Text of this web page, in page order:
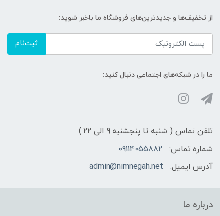
از تخفیف‌ها و جدیدترین‌های فروشگاه ما باخبر شوید:
ثبت‌نام
ما را در شبکه‌های اجتماعی دنبال کنید:
تلفن تماس ( شنبه تا پنجشنبه 9 الی ۲۲ )
شماره تماس:
09114055882
آدرس ایمیل:
admin@nimnegah.net
درباره ما